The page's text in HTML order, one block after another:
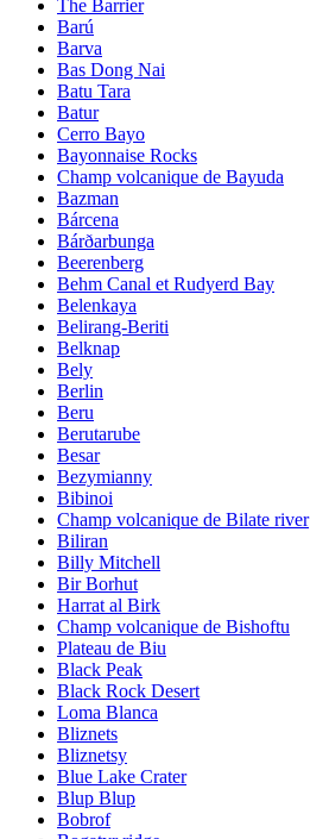
The Barrier
Barú
Barva
Bas Dong Nai
Batu Tara
Batur
Cerro Bayo
Bayonnaise Rocks
Champ volcanique de Bayuda
Bazman
Bárcena
Bárðarbunga
Beerenberg
Behm Canal et Rudyerd Bay
Belenkaya
Belirang-Beriti
Belknap
Bely
Berlin
Beru
Berutarube
Besar
Bezymianny
Bibinoi
Champ volcanique de Bilate river
Biliran
Billy Mitchell
Bir Borhut
Harrat al Birk
Champ volcanique de Bishoftu
Plateau de Biu
Black Peak
Black Rock Desert
Loma Blanca
Bliznets
Bliznetsy
Blue Lake Crater
Blup Blup
Bobrof